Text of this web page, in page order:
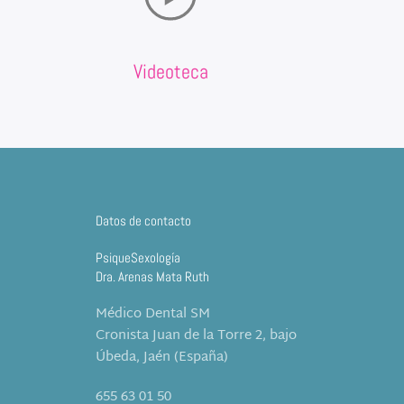
Videoteca
Datos de contacto
PsiqueSexología
Dra. Arenas Mata Ruth
Médico Dental SM
Cronista Juan de la Torre 2, bajo
Úbeda, Jaén (España)
655 63 01 50